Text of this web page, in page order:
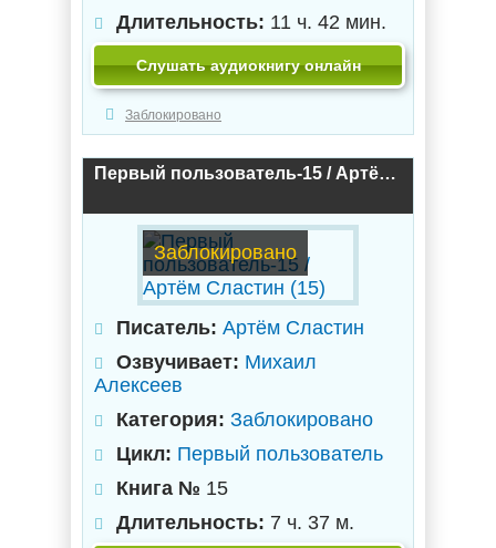
Длительность: 11 ч. 42 мин.
Слушать аудиокнигу онлайн
Заблокировано
Первый пользователь-15 / Артём Сластин (15)
Заблокировано
Писатель: Артём Сластин
Озвучивает: Михаил
Алексеев
Категория: Заблокировано
Цикл: Первый пользователь
Книга № 15
Длительность: 7 ч. 37 м.